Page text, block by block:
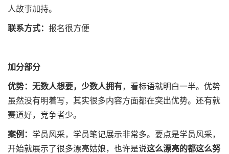
人故事加持。
联系方式： 报名很方便
加分部分
优势： 无数人想要，少数人拥有，看标语就明白一半。优势
虽然没有明着写，其实很多内容方面都在突出优势。还有就
赛道好，竞争者少。
案例： 学员风采，学员笔记展示非常多。要点是学员风采，
开始就展示了很多漂亮姑娘，也许是说这么漂亮的都这么努